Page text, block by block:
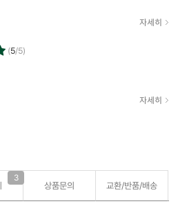
자세히
(5/5)
자세히
3
상품문의 교환/반품/배송